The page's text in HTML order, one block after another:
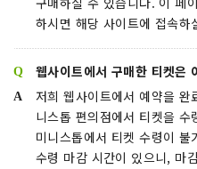
하시면 해당 사이트에 접속하
웹사이트에서 구매한 티켓은
저희 웹사이트에서 예약을
니스톱 편의점에서 티켓을
미니스톱에서 티켓 수령이
수령 마감 시간이 있으니, 마